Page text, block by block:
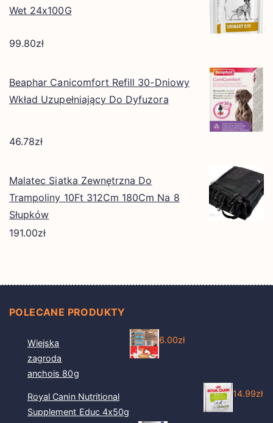
Wet 24x100G
99.80zł
Beaphar Canicomfort Refill 30-Dniowy
Wkład Uzupełniający Do Dyfuzora
46.78zł
Malatec Siatka Zewnętrzna Do
Trampoliny 10Ft 312Cm 180Cm Na 8
Słupków
191.00zł
POLECANE PRODUKTY
Wiejska
zagroda
anchois 80g
6.00zł
Royal Canin Nutritional
Supplement Educ 4x50g
14.99zł